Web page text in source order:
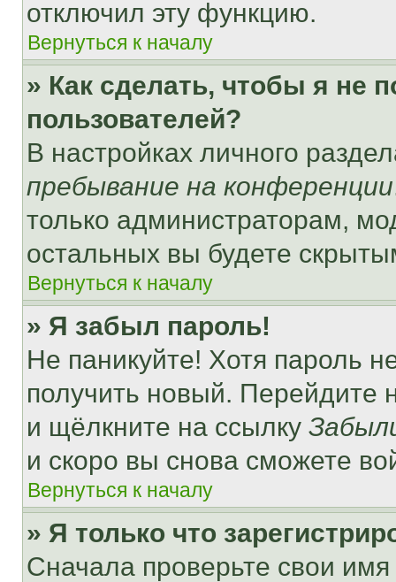
отключил эту функцию.
Вернуться к началу
» Как сделать, чтобы я не
пользователей?
В настройках личного
пребывание на конференции
только администраторам,
остальных вы будете
Вернуться к началу
» Я забыл пароль!
Не паникуйте! Хотя пароль
получить новый. Перейдите
и щёлкните на ссылку
и скоро вы снова сможете
Вернуться к началу
» Я только что
Сначала проверьте свои